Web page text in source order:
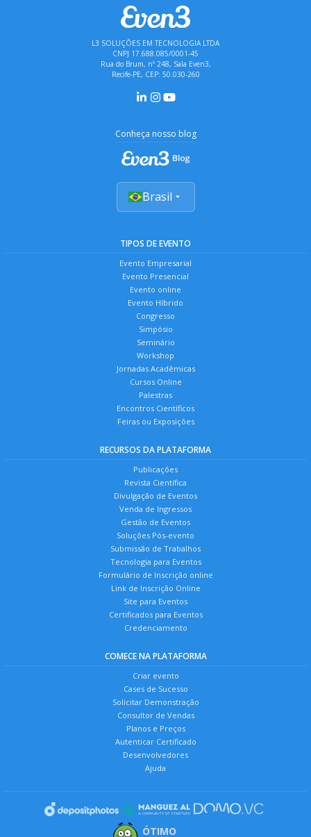
L3 SOLUÇÕES EM TECNOLOGIA LTDA
CNPJ 17.688.085/0001-45
Rua do Brum, nº 248, Sala Even3,
Recife-PE, CEP: 50.030-260
Conheça nosso blog
Brasil
TIPOS DE EVENTO
Evento Empresarial
Evento Presencial
Evento online
Evento Híbrido
Congresso
Simpósio
Seminário
Workshop
Jornadas Acadêmicas
Cursos Online
Palestras
Encontros Científicos
Feiras ou Exposições
RECURSOS DA PLATAFORMA
Publicações
Revista Científica
Divulgação de Eventos
Venda de Ingressos
Gestão de Eventos
Soluções Pós-evento
Submissão de Trabalhos
Tecnologia para Eventos
Formulário de Inscrição online
Link de Inscrição Online
Site para Eventos
Certificados para Eventos
Credenciamento
COMECE NA PLATAFORMA
Criar evento
Cases de Sucesso
Solicitar Demonstração
Consultor de Vendas
Planos e Preços
Autenticar Certificado
Desenvolvedores
Ajuda
ÓTIMO